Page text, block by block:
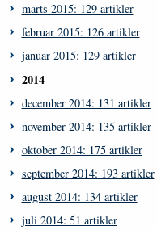
marts 2015: 129 artikler
februar 2015: 126 artikler
januar 2015: 129 artikler
2014
december 2014: 131 artikler
november 2014: 135 artikler
oktober 2014: 175 artikler
september 2014: 193 artikler
august 2014: 134 artikler
juli 2014: 51 artikler